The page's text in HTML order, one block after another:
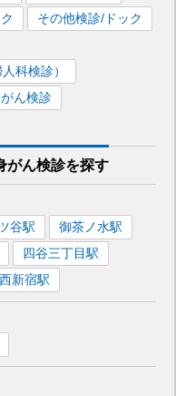
その他検診/ドック
科検診）
ん検診
がん検診を探す
谷駅 御茶ノ水駅
四谷三丁目駅
西新宿駅